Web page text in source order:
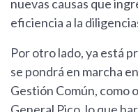
nuevas causas que
eficiencia a la
Por otro lado, ya está
se pondrá en marcha
Gestión Común, como